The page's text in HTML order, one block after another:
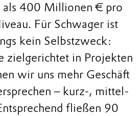
als 400 Millionen € pro
Für Schwager ist
kein Selbstzweck:
zielgerichtet in Projekten
wir uns mehr Geschäft
– kurz-, mittel-
fließen 90